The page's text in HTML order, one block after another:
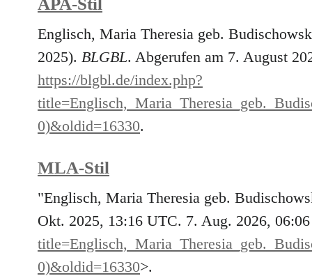
APA-Stil
Englisch, Maria Theresia geb.
2025). BLGBL. Abgerufen am 7. August
https://blgbl.de/index.php?
0)&oldid=16330.
MLA-Stil
"Englisch, Maria Theresia geb.
Okt. 2025, 13:16 UTC. 7. Aug. 2026,
0)&oldid=16330>.